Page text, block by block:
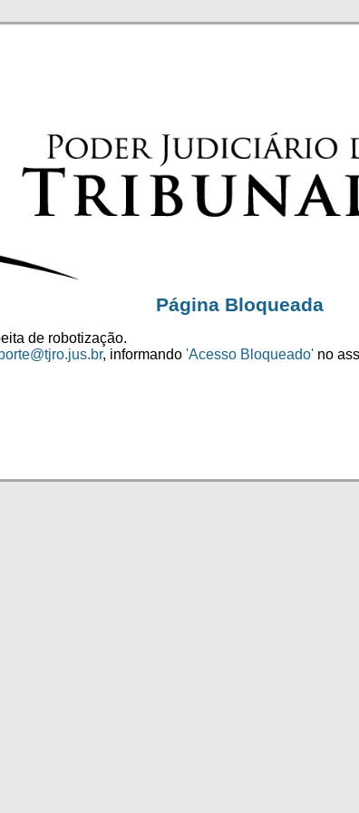
Página Bloqueada
de robotização.
, informando 'Acesso Bloqueado' no